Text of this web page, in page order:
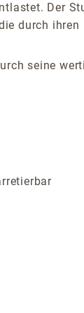
Der
durch
seine